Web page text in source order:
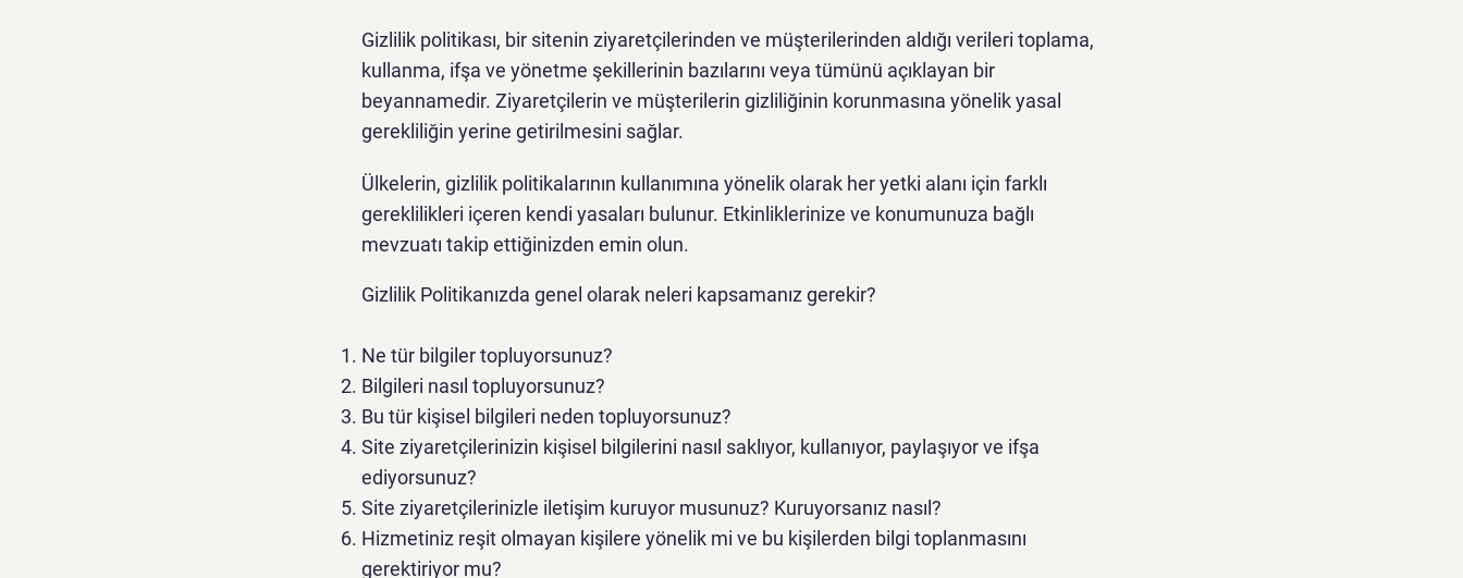
Gizlilik politikası, bir sitenin ziyaretçilerinden ve müşterilerinden aldığı verileri toplama,
kullanma, ifşa ve yönetme şekillerinin bazılarını veya tümünü açıklayan bir
beyannamedir. Ziyaretçilerin ve müşterilerin gizliliğinin korunmasına yönelik yasal
gerekliliğin yerine getirilmesini sağlar.
Ülkelerin, gizlilik politikalarının kullanımına yönelik olarak her yetki alanı için farklı
gereklilikleri içeren kendi yasaları bulunur. Etkinliklerinize ve konumunuza bağlı
mevzuatı takip ettiğinizden emin olun.
Gizlilik Politikanızda genel olarak neleri kapsamanız gerekir?
Ne tür bilgiler topluyorsunuz?
Bilgileri nasıl topluyorsunuz?
Bu tür kişisel bilgileri neden topluyorsunuz?
Site ziyaretçilerinizin kişisel bilgilerini nasıl saklıyor, kullanıyor, paylaşıyor ve ifşa
ediyorsunuz?
Site ziyaretçilerinizle iletişim kuruyor musunuz? Kuruyorsanız nasıl?
Hizmetiniz reşit olmayan kişilere yönelik mi ve bu kişilerden bilgi toplanmasını
gerektiriyor mu?